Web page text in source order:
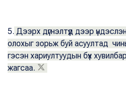
5. Дээрх дүгнэлтүүд дээр
олохыг зорьж буй асуултад
гэсэн хариултуудын бүх
жагсаа.